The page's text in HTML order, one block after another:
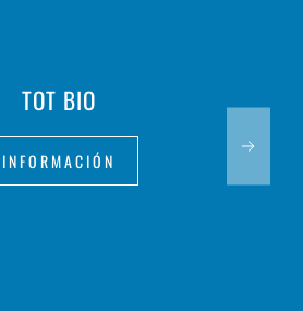
TOT BIO
INFORMACIÓN